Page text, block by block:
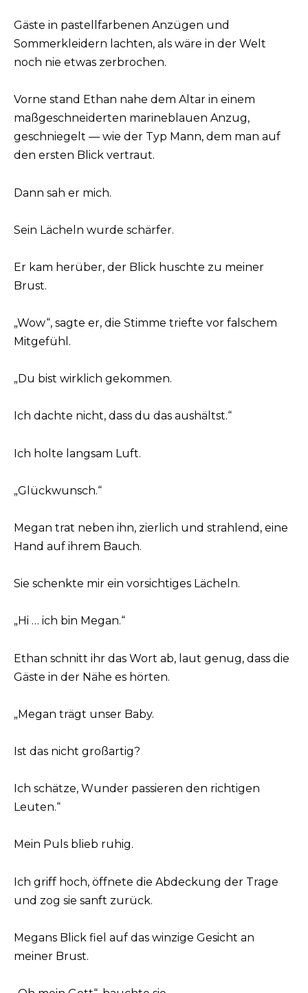
Gäste in pastellfarbenen Anzügen und
Sommerkleidern lachten, als wäre in der Welt
noch nie etwas zerbrochen.
Vorne stand Ethan nahe dem Altar in einem
maßgeschneiderten marineblauen Anzug,
geschniegelt — wie der Typ Mann, dem man auf
den ersten Blick vertraut.
Dann sah er mich.
Sein Lächeln wurde schärfer.
Er kam herüber, der Blick huschte zu meiner
Brust.
„Wow“, sagte er, die Stimme triefte vor falschem
Mitgefühl.
„Du bist wirklich gekommen.
Ich dachte nicht, dass du das aushältst.“
Ich holte langsam Luft.
„Glückwunsch.“
Megan trat neben ihn, zierlich und strahlend, eine
Hand auf ihrem Bauch.
Sie schenkte mir ein vorsichtiges Lächeln.
„Hi … ich bin Megan.“
Ethan schnitt ihr das Wort ab, laut genug, dass die
Gäste in der Nähe es hörten.
„Megan trägt unser Baby.
Ist das nicht großartig?
Ich schätze, Wunder passieren den richtigen
Leuten.“
Mein Puls blieb ruhig.
Ich griff hoch, öffnete die Abdeckung der Trage
und zog sie sanft zurück.
Megans Blick fiel auf das winzige Gesicht an
meiner Brust.